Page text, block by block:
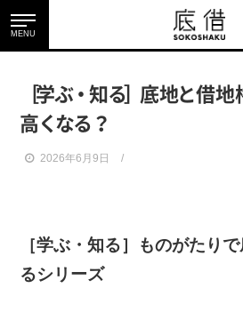
MENU
学ぶ・ 知 る］ 底地と借地
高くなる ？
2026年6月9日
［学ぶ・知る］
ものがたり
るシリーズ